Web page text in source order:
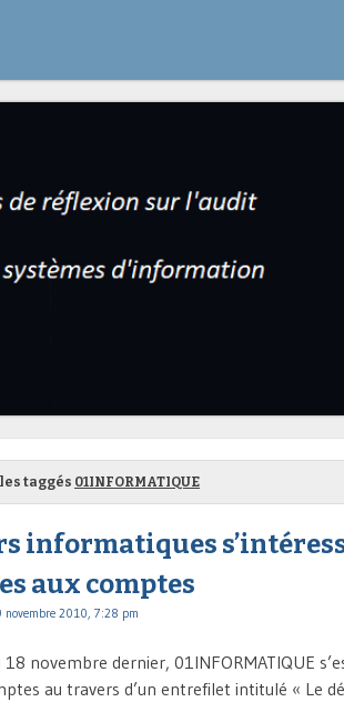
taggés 01INFORMATIQUE
informatiques
aux comptes
novembre 2010, 7:28 pm
novembre dernier, 01INFORMATIQUE
au travers d’un entrefilet intitulé « Le